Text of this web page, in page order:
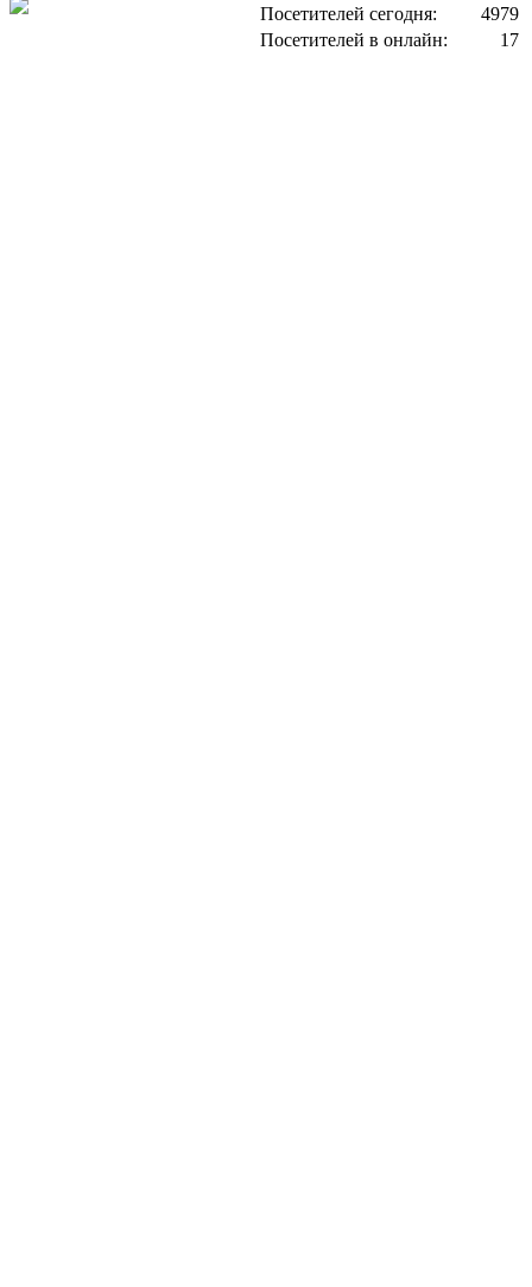
Посетителей сегодня:
4979
Посетителей в онлайн:
17